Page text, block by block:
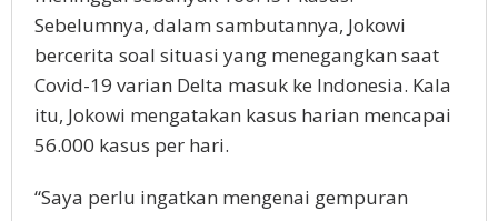
Sebelumnya, dalam sambutannya, Jokowi
bercerita soal situasi yang menegangkan saat
Covid-19 varian Delta masuk ke Indonesia. Kala
itu, Jokowi mengatakan kasus harian mencapai
56.000 kasus per hari.
“Saya perlu ingatkan mengenai gempuran